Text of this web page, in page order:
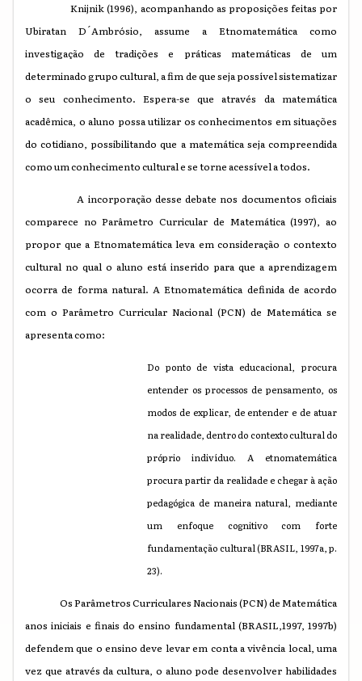
Knijnik (1996), acompanhando as proposições feitas por
Ubiratan D´Ambrósio, assume a Etnomatemática como
investigação de tradições e práticas matemáticas de um
determinado grupo cultural, a fim de que seja possível sistematizar
o seu conhecimento. Espera-se que através da matemática
acadêmica, o aluno possa utilizar os conhecimentos em situações
do cotidiano, possibilitando que a matemática seja compreendida
como um conhecimento cultural e se torne acessível a todos.
A incorporação desse debate nos documentos oficiais
comparece no Parâmetro Curricular de Matemática (1997), ao
propor que a Etnomatemática leva em consideração o contexto
cultural no qual o aluno está inserido para que a aprendizagem
ocorra de forma natural. A Etnomatemática definida de acordo
com o Parâmetro Curricular Nacional (PCN) de Matemática se
apresenta como:
Do ponto de vista educacional, procura
entender os processos de pensamento, os
modos de explicar, de entender e de atuar
na realidade, dentro do contexto cultural do
próprio indivíduo. A etnomatemática
procura partir da realidade e chegar à ação
pedagógica de maneira natural, mediante
um enfoque cognitivo com forte
fundamentação cultural (BRASIL, 1997a, p.
23).
Os Parâmetros Curriculares Nacionais (PCN) de Matemática
anos iniciais e finais do ensino fundamental (BRASIL,1997, 1997b)
defendem que o ensino deve levar em conta a vivência local, uma
vez que através da cultura, o aluno pode desenvolver habilidades